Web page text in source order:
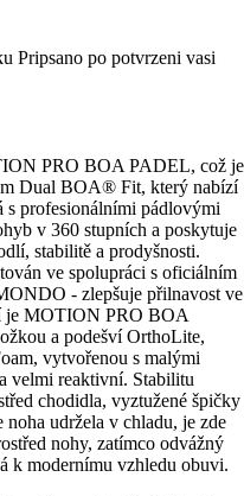
Pripsano po potvrzeni vasi
PRO BOA PADEL, což je
Dual BOA® Fit, který nabízí
profesionálními pádlovými
v 360 stupních a poskytuje
stabilitě a prodyšnosti.
ve spolupráci s oficiálním
- zlepšuje přilnavost ve
je MOTION PRO BOA
a podešví OrthoLite,
vytvořenou s malými
velmi reaktivní. Stabilitu
chodidla, vyztužené špičky
udržela v chladu, je zde
nohy, zatímco odvážný
k modernímu vzhledu obuvi.